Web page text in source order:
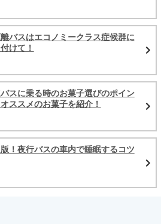
バスはエコノミークラス症候群に
けて！
スに乗る時のお菓子選びのポイン
オススメのお菓子を紹介！
！夜行バスの車内で睡眠するコツ